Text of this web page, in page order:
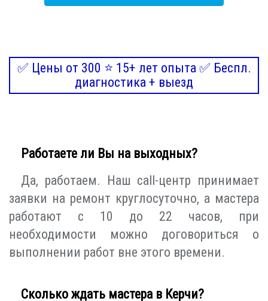
✅ Цены от 300 ⭐ 15+ лет опыта ✅ Беспл.
диагностика + выезд
Работаете ли Вы на выходных?
Да, работаем. Наш call-центр принимает
заявки на ремонт круглосуточно, а мастера
работают с 10 до 22 часов, при
необходимости можно договориться о
выполнении работ вне этого времени.
Сколько ждать мастера в Керчи?